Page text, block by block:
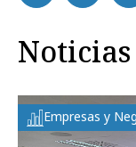
Empresas y